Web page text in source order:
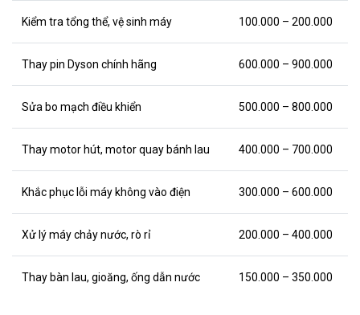
Kiểm tra tổng thể, vệ sinh máy 100.000 – 200.000
Thay pin Dyson chính hãng 600.000 – 900.000
Sửa bo mạch điều khiển 500.000 – 800.000
Thay motor hút, motor quay bánh lau 400.000 – 700.000
Khắc phục lỗi máy không vào điện 300.000 – 600.000
Xử lý máy chảy nước, rò rỉ 200.000 – 400.000
Thay bàn lau, gioăng, ống dẫn nước 150.000 – 350.000